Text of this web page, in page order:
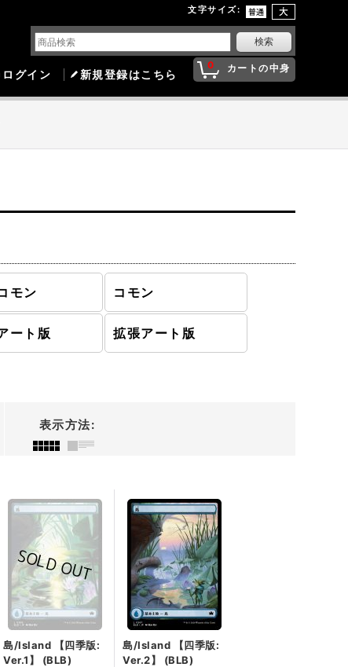
文字サイズ:
0 カートの中身
ログイン 新規登録はこちら
モン コモン
ート版 拡張アート版
表示方法:
島/Island 【四季版:
Ver.1】 (BLB)
島/Island 【四季版:
Ver.2】 (BLB)